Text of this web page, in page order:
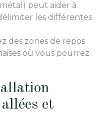
peut aider à
les différentes
des zones de repos
où vous pourrez
et